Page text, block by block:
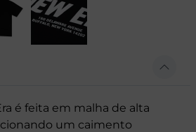
é feita em malha de alta
um caimento